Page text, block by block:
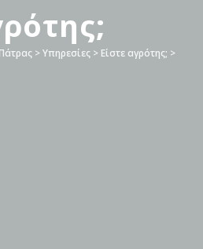
>Υπηρεσίες > Είστε αγρότης; >